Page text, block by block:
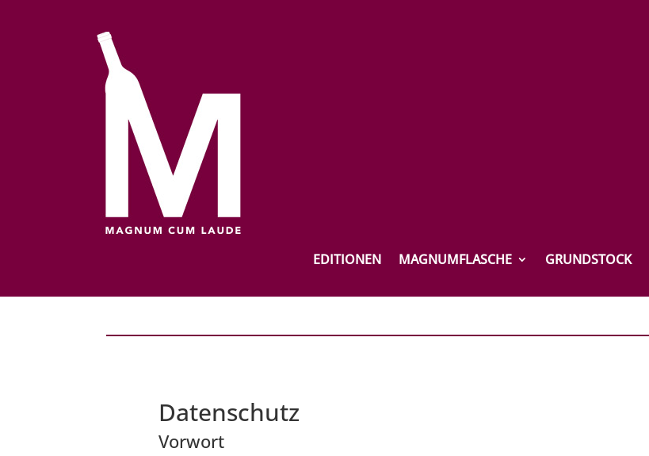
EDITIONEN MAGNUMFLASCHE GRUNDSTOCK
Datenschutz
Vorwort